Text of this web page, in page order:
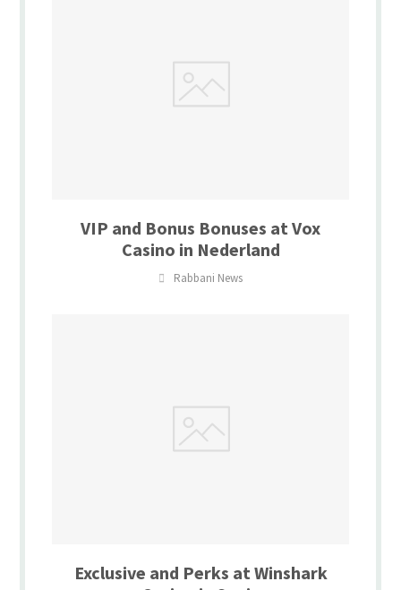
VIP and Bonus Bonuses at Vox
Casino in Nederland
Rabbani News
Exclusive and Perks at Winshark